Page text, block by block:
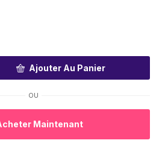
Ajouter Au Panier
OU
Maintenant